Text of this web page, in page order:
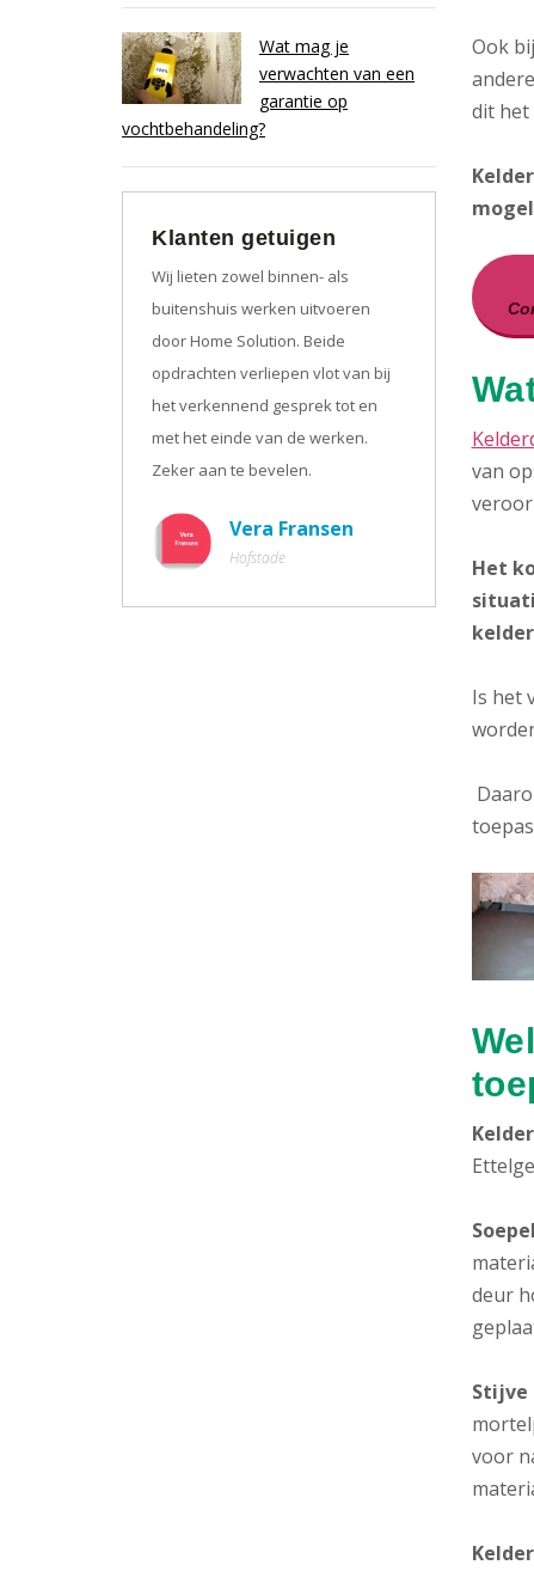
Wat mag je
verwachten van een
garantie op
vochtbehandeling?
Klanten getuigen
Wij lieten zowel binnen- als
buitenshuis werken uitvoeren
door Home Solution. Beide
opdrachten verliepen vlot van bij
het verkennend gesprek tot en
met het einde van de werken.
Zeker aan te bevelen.
Vera Fransen
Hofstade
Ook
dit het
van
Het
Is het
deur
Stijve
voor